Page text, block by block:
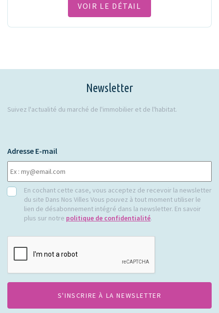
VOIR LE DÉTAIL
Newsletter
Suivez l'actualité du marché de l'immobilier et de l'habitat.
Adresse E-mail
RGPDEn cochant cette case, vous acceptez de recevoir la newsletter
du site Dans Nos Villes Vous pouvez à tout moment utiliser le
lien de désabonnement intégré dans la newsletter. En savoir
plus sur notre politique de confidentialité.
CAPTCHA